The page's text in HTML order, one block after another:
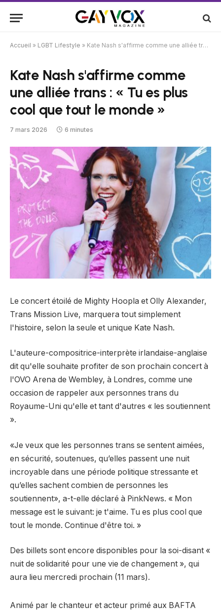
Accueil » LGBT Lifestyle » Kate Nash s'affirme comme une alliée trans : « Tu es plus cool que tout le monde »
Kate Nash s'affirme comme
une alliée trans : « Tu es plus
cool que tout le monde »
7 mars 2026 6 minutes
Le concert étoilé de Mighty Hoopla et Olly Alexander,
Trans Mission Live, marquera tout simplement
l'histoire, selon la seule et unique Kate Nash.
L'auteure-compositrice-interprète irlandaise-anglaise
dit qu'elle souhaite profiter de son prochain concert à
l'OVO Arena de Wembley, à Londres, comme une
occasion de rappeler aux personnes trans du
Royaume-Uni qu'elle et tant d'autres « les soutiennent
».
«Je veux que les personnes trans se sentent aimées,
en sécurité, soutenues, qu’elles passent une nuit
incroyable dans une période politique stressante et
qu’elles sachent combien de personnes les
soutiennent», a-t-elle déclaré à PinkNews. « Mon
message est le suivant: je t'aime. Tu es plus cool que
tout le monde. Continue d'être toi. »
Des billets sont encore disponibles pour la soi-disant «
nuit de solidarité pour une vie de changement », qui
aura lieu mercredi prochain (11 mars).
Animé par le chanteur et acteur primé aux BAFTA